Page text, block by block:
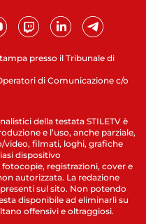
presso il Tribunale di
di Comunicazione c/o
della testata STILETV è
e l’uso, anche parziale,
filmati, loghi, grafiche
dispositivo
registrazioni, cover e
autorizzata. La redazione
sul sito. Non potendo
disponibile ad eliminarli su
offensivi e oltraggiosi.